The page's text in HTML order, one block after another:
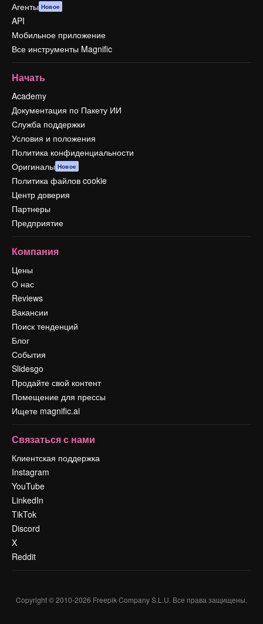
Агенты Новое
API
Мобильное приложение
Все инструменты Magnific
Начать
Academy
Документация по Пакету ИИ
Служба поддержки
Условия и положения
Политика конфиденциальности
Оригиналы Новое
Политика файлов cookie
Центр доверия
Партнеры
Предприятие
Компания
Цены
О нас
Reviews
Вакансии
Поиск тенденций
Блог
События
Slidesgo
Продайте свой контент
Помещение для прессы
Ищете magnific.ai
Связаться с нами
Клиентская поддержка
Instagram
YouTube
LinkedIn
TikTok
Discord
X
Reddit
Copyright © 2010-2026 Freepik Company S.L.U. Все права защищены.